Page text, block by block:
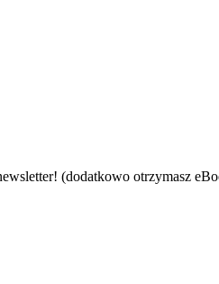
(dodatkowo otrzymasz